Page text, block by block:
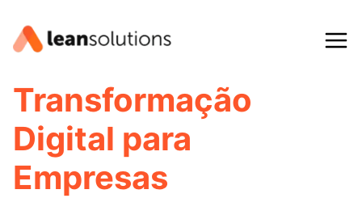
Transformação
Digital para
Empresas